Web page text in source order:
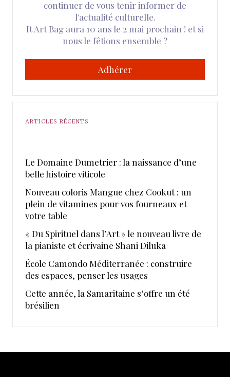
continuer de vous tenir informer de
l'actualité culturelle.
It Art Bag aura 10 ans le 2 mai prochain ! et si
nous le fêtions ensemble ?
Adhérer
ARTICLES RÉCENTS
Le Domaine Dumetrier : la naissance d’une
belle histoire viticole
Nouveau coloris Mangue chez Cookut : un
plein de vitamines pour vos fourneaux et
votre table
« Du Spirituel dans l’Art » le nouveau livre de
la pianiste et écrivaine Shani Diluka
École Camondo Méditerranée : construire
des espaces, penser les usages
Cette année, la Samaritaine s’offre un été
brésilien